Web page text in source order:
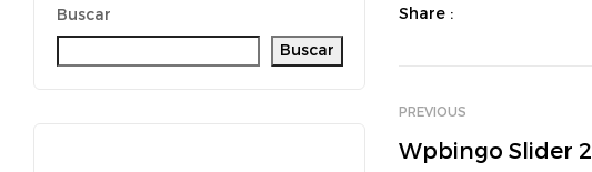
Buscar
Buscar
Share :
PREVIOUS
Wpbingo Slider 2